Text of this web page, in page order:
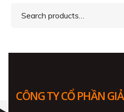
Search
CÔNG TY CỔ PHẦN